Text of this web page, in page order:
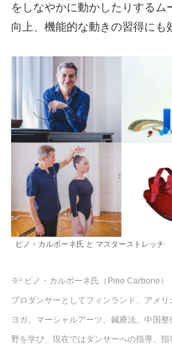
をしなやかに動かしたりするム
向上、機能的な動きの習得にも
ピノ・カルボーネ氏 と マスターストレッチ
※¹ ピノ・カルボーネ氏（Pino Carbone）
プロダンサーとしてフィンランド、アメリ
ヨガ、マーシャルアーツ、鍼療法、中国
野を学び、現在ではダンサーへの指導、